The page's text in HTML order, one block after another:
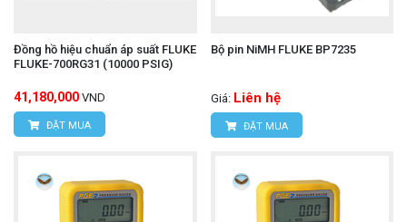
Đồng hồ hiệu chuẩn áp suất FLUKE
FLUKE-700RG31 (10000 PSIG)
41,180,000 VND
ĐẶT MUA
Bộ pin NiMH FLUKE BP7235
Giá: Liên hệ
ĐẶT MUA